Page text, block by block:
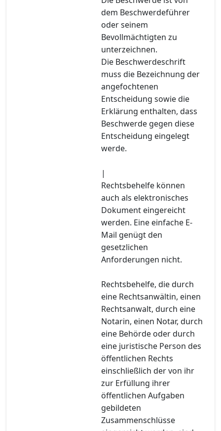
dem Beschwerdeführer
oder seinem
Bevollmächtigten zu
unterzeichnen.
Die Beschwerdeschrift
muss die Bezeichnung der
angefochtenen
Entscheidung sowie die
Erklärung enthalten, dass
Beschwerde gegen diese
Entscheidung eingelegt
werde.
|
Rechtsbehelfe können
auch als elektronisches
Dokument eingereicht
werden. Eine einfache E-
Mail genügt den
gesetzlichen
Anforderungen nicht.
Rechtsbehelfe, die durch
eine Rechtsanwältin, einen
Rechtsanwalt, durch eine
Notarin, einen Notar, durch
eine Behörde oder durch
eine juristische Person des
öffentlichen Rechts
einschließlich der von ihr
zur Erfüllung ihrer
öffentlichen Aufgaben
gebildeten
Zusammenschlüsse